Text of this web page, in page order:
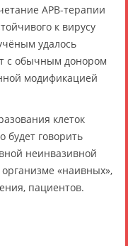
АРВ-терапии
к вирусу
удалось
с обычным донором
модификацией
клеток
будет говорить
неинвазивной
«наивных»,
пациентов.